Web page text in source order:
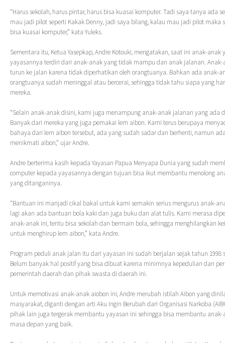
“Harus sekolah, harus pintar, harus bisa kuasai komputer. Tadi saya tanya ada
mau jadi pilot seperti Kakak Denny, jadi saya bilang, kalau mau jadi pilot maka
bisa kuasai komputer,” kata Yuleks.
Sementara itu, Ketua Yasepkap, Andre Kotouki, mengatakan, saat ini anak-anak
yayasannya terdiri dari anak-anak yang tidak mampu dan anak jalanan.
turun ke jalan karena tidak diperhatikan oleh orangtuanya. Bahkan ada anak-
orangtuanya sudah meninggal atau bercerai, sehingga tidak tahu siapa yang
mereka.
“Selain anak-anak disini, kami juga menampung anak-anak jalanan yang ada
Banyak dari mereka yang juga pemakai lem aibon. Kami terus berupaya
bahaya dari lem aibon tersebut, ada yang sudah sadar dan berhenti, namun
menikmati aibon,” ujar Andre.
Andre berterima kasih kepada Yayasan Papua Menyapa Dunia yang sudah
computer kepada yayasannya dengan tujuan bisa ikut membantu menolong
yang ditanganinya.
“Bantuan ini manjadi cikal bakal untuk kami semakin serius mengurus anak-
lagi akan ada bantuan bola kaki dan juga buku dan alat tulis. Kami merasa
anak-anak ini, tentu bisa sekolah dan bermain bola, sehingga menghilangkan
untuk menghirup lem aibon,” kata Andre.
Program peduli anak jalan itu dari yayasan ini sudah berjalan sejak tahun 1998
Belum banyak hal positif yang bisa dibuat karena minimnya kepedulian dan
pemerintah daerah dan pihak swasta di daerah ini.
Untuk memotivasi anak-anak aiobon ini, Andre merubah istilah Aibon yang
masyarakat, diganti dengan arti Aku Ingin Berubah dari Organisasi Narkoba
pihak lain juga tergerak membantu yayasan ini sehingga bisa membantu
masa depan yang baik.